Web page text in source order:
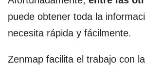
puede obtener toda la
necesita rápida y fácilmente.
Zenmap facilita el trabajo con